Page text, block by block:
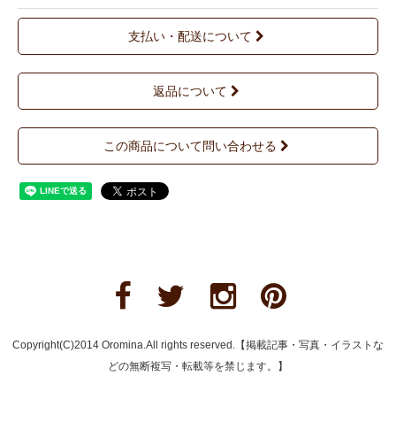
支払い・配送について
返品について
この商品について問い合わせる
Copyright(C)2014 Oromina.All rights reserved.【掲載記事・写真・イラストな
どの無断複写・転載等を禁じます。】